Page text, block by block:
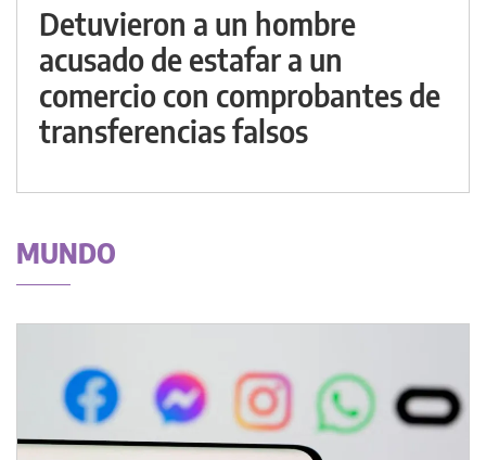
Detuvieron a un hombre
acusado de estafar a un
comercio con comprobantes de
transferencias falsos
MUNDO